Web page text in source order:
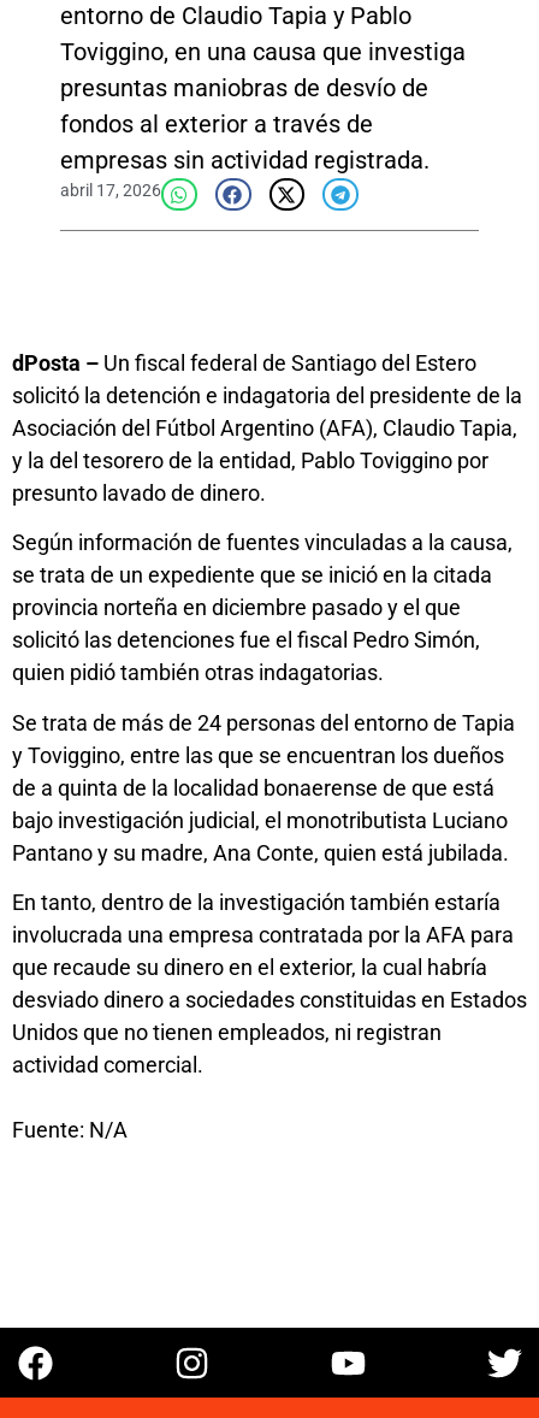
entorno de Claudio Tapia y Pablo
Toviggino, en una causa que investiga
presuntas maniobras de desvío de
fondos al exterior a través de
empresas sin actividad registrada.
abril 17, 2026
dPosta – Un fiscal federal de Santiago del Estero
solicitó la detención e indagatoria del presidente de la
Asociación del Fútbol Argentino (AFA), Claudio Tapia,
y la del tesorero de la entidad, Pablo Toviggino por
presunto lavado de dinero.
Según información de fuentes vinculadas a la causa,
se trata de un expediente que se inició en la citada
provincia norteña en diciembre pasado y el que
solicitó las detenciones fue el fiscal Pedro Simón,
quien pidió también otras indagatorias.
Se trata de más de 24 personas del entorno de Tapia
y Toviggino, entre las que se encuentran los dueños
de a quinta de la localidad bonaerense de que está
bajo investigación judicial, el monotributista Luciano
Pantano y su madre, Ana Conte, quien está jubilada.
En tanto, dentro de la investigación también estaría
involucrada una empresa contratada por la AFA para
que recaude su dinero en el exterior, la cual habría
desviado dinero a sociedades constituidas en Estados
Unidos que no tienen empleados, ni registran
actividad comercial.
Fuente: N/A